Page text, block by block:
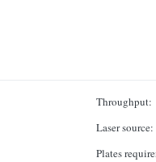
Throughput:
Laser source:
Plates